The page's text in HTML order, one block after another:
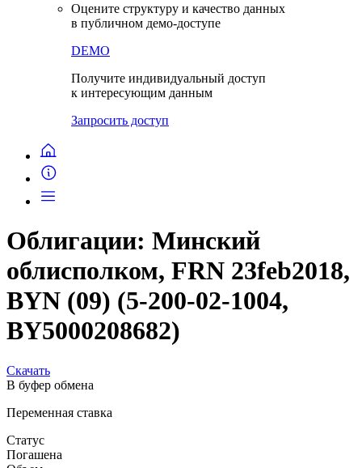
Оцените структуру и качество данных
в публичном демо-доступе
DEMO
Получите индивидуальный доступ
к интересующим данным
Запросить доступ
Облигации: Минский
облисполком, FRN 23feb2018,
BYN (09) (5-200-02-1004,
BY5000208682)
Скачать
В буфер обмена
Переменная ставка
Статус
Погашена